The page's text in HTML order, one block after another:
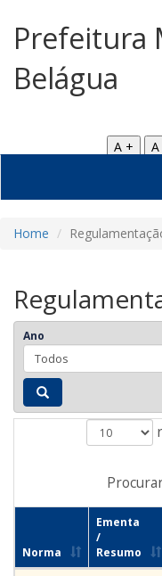
Prefeitura
Belágua
A +
A
Home
Ano
Norma
Ementa
/
Resumo